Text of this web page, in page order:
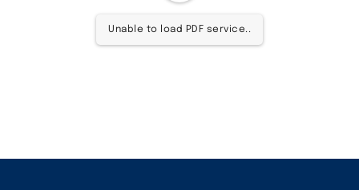
Unable to load PDF service..